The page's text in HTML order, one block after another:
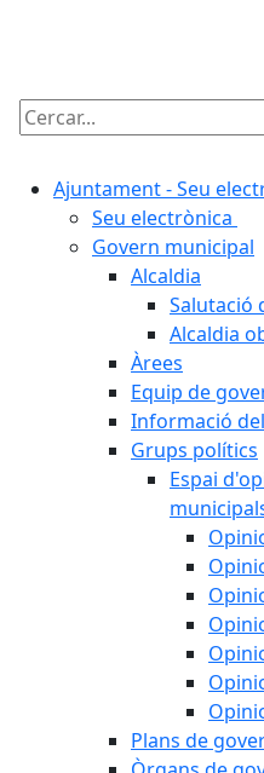
Cercar:
Ajuntament - Seu
Seu electrònica
Govern municipal
Alcaldia
Salutació
Alcaldia
Àrees
Equip de
Informació
Grups polítics
Espai
Plans de